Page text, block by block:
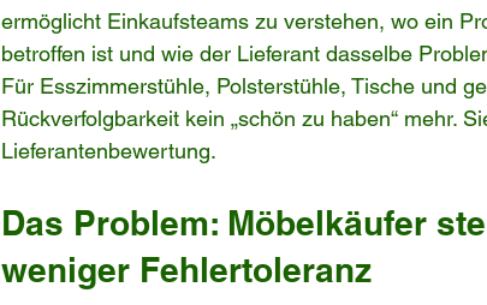
ermöglicht Einkaufsteams zu verstehen, wo ein
betroffen ist und wie der Lieferant dasselbe
Für Esszimmerstühle, Polsterstühle, Tische und
Rückverfolgbarkeit kein „schön zu haben“ mehr.
Lieferantenbewertung.
Das Problem: Möbelkäufer
weniger Fehlertoleranz